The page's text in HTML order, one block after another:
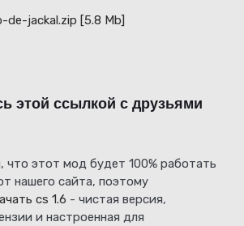
de-jackal.zip [5.8 Mb]
этой ссылкой с друзьями
что этот мод будет 100% работать
нашего сайта, поэтому
cs 1.6 - чистая версия,
и настроенная для